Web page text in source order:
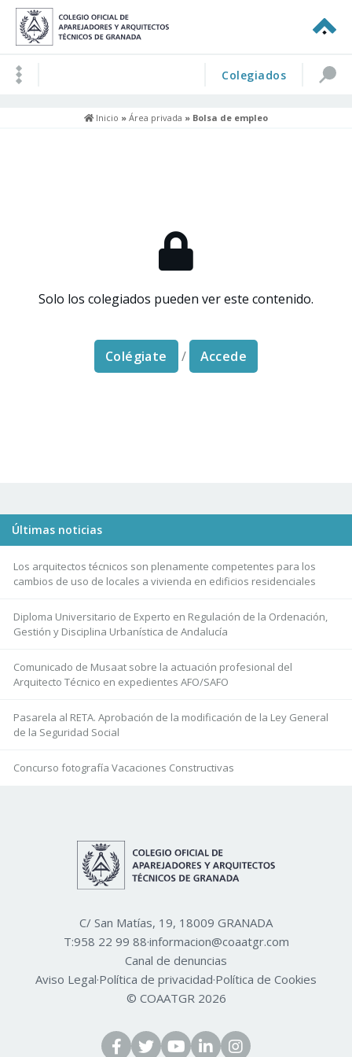
Colegiados
Inicio » Área privada » Bolsa de empleo
Solo los colegiados pueden ver este contenido.
Colégiate / Accede
Últimas noticias
Los arquitectos técnicos son plenamente competentes para los
cambios de uso de locales a vivienda en edificios residenciales
Diploma Universitario de Experto en Regulación de la Ordenación,
Gestión y Disciplina Urbanística de Andalucía
Comunicado de Musaat sobre la actuación profesional del
Arquitecto Técnico en expedientes AFO/SAFO
Pasarela al RETA. Aprobación de la modificación de la Ley General
de la Seguridad Social
Concurso fotografía Vacaciones Constructivas
C/ San Matías, 19, 18009 GRANADA
T:958 22 99 88·informacion@coaatgr.com
Canal de denuncias
Aviso Legal·Política de privacidad·Política de Cookies
© COAATGR 2026